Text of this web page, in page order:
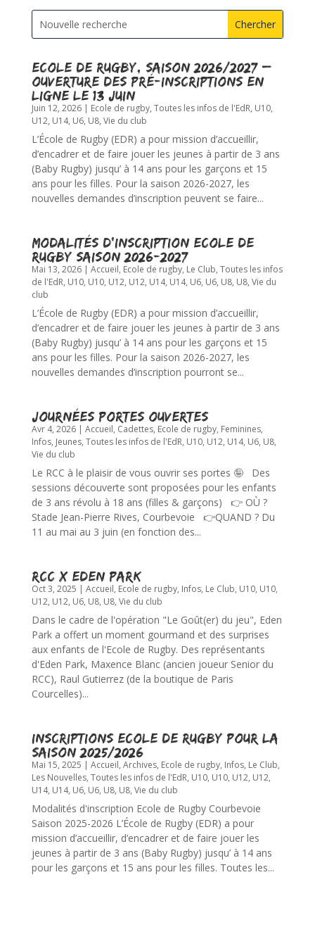
Ecole de Rugby, saison 2026/2027 –
ouverture des pré-inscriptions en
ligne le 13 juin
Juin 12, 2026| Ecole de rugby, Toutes les infos de l'EdR, U10,
U12, U14, U6, U8, Vie du club
L’École de Rugby (EDR) a pour mission d’accueillir,
d’encadrer et de faire jouer les jeunes à partir de 3 ans
(Baby Rugby) jusqu’ à 14 ans pour les garçons et 15
ans pour les filles. Pour la saison 2026-2027, les
nouvelles demandes d’inscription peuvent se faire...
Modalités d’inscription Ecole de
Rugby Saison 2026-2027
Mai 13, 2026| Accueil, Ecole de rugby, Le Club, Toutes les infos
de l'EdR, U10, U10, U12, U12, U14, U14, U6, U6, U8, U8, Vie du
club
L’École de Rugby (EDR) a pour mission d’accueillir,
d’encadrer et de faire jouer les jeunes à partir de 3 ans
(Baby Rugby) jusqu’ à 14 ans pour les garçons et 15
ans pour les filles. Pour la saison 2026-2027, les
nouvelles demandes d’inscription pourront se...
Journées Portes Ouvertes
Avr 4, 2026| Accueil, Cadettes, Ecole de rugby, Feminines,
Infos, Jeunes, Toutes les infos de l'EdR, U10, U12, U14, U6, U8,
Vie du club
Le RCC à le plaisir de vous ouvrir ses portes 🤪 Des
sessions découverte sont proposées pour les enfants
de 3 ans révolu à 18 ans (filles & garçons) 👉 OÙ ?
Stade Jean-Pierre Rives, Courbevoie 👉QUAND ? Du
11 au mai au 3 juin (en fonction des...
RCC X EDEN PARK
Oct 3, 2025 | Accueil, Ecole de rugby, Infos, Le Club, U10, U10,
U12, U12, U6, U8, U8, Vie du club
Dans le cadre de l'opération "Le Goût(er) du jeu", Eden
Park a offert un moment gourmand et des surprises
aux enfants de l'Ecole de Rugby. Des représentants
d'Eden Park, Maxence Blanc (ancien joueur Senior du
RCC), Raul Gutierrez (de la boutique de Paris
Courcelles)...
Inscriptions Ecole de Rugby pour la
saison 2025/2026
Mai 15, 2025 | Accueil, Archives, Ecole de rugby, Infos, Le Club,
Les Nouvelles, Toutes les infos de l'EdR, U10, U10, U12, U12,
U14, U14, U6, U6, U8, U8, Vie du club
Modalités d'inscription Ecole de Rugby Courbevoie
Saison 2025-2026 L’École de Rugby (EDR) a pour
mission d’accueillir, d’encadrer et de faire jouer les
jeunes à partir de 3 ans (Baby Rugby) jusqu’ à 14 ans
pour les garçons et 15 ans pour les filles. Toutes les...